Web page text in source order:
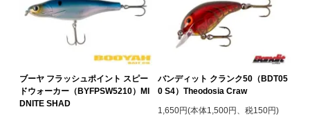
ブーヤ フラッシュポイント スピー
ドウォーカー（BYFPSW5210）MI
DNITE SHAD
バンディット クランク50（BDT05
0 S4）Theodosia Craw
1,650円(本体1,500円、税150円)